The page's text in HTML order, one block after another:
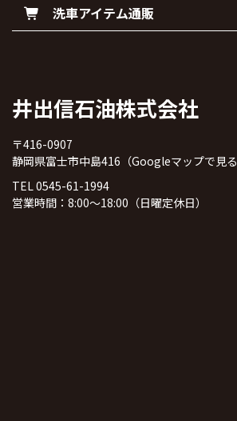
洗車アイテム通販
井出信石油株式会社
〒416-0907
静岡県富士市中島416（Googleマップで見る
TEL 0545-61-1994
営業時間：8:00～18:00（日曜定休日）